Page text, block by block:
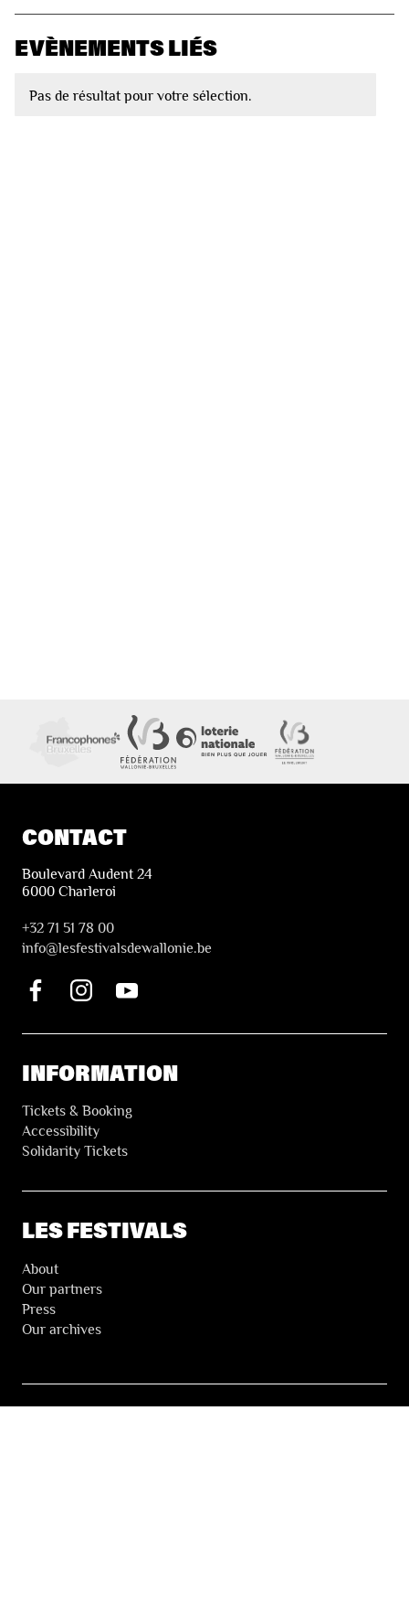
EVÈNEMENTS LIÉS
Pas de résultat pour votre sélection.
CONTACT
Boulevard Audent 24
6000 Charleroi
+32 71 51 78 00
info@lesfestivalsdewallonie.be
INFORMATION
Tickets & Booking
Accessibility
Solidarity Tickets
LES FESTIVALS
About
Our partners
Press
Our archives